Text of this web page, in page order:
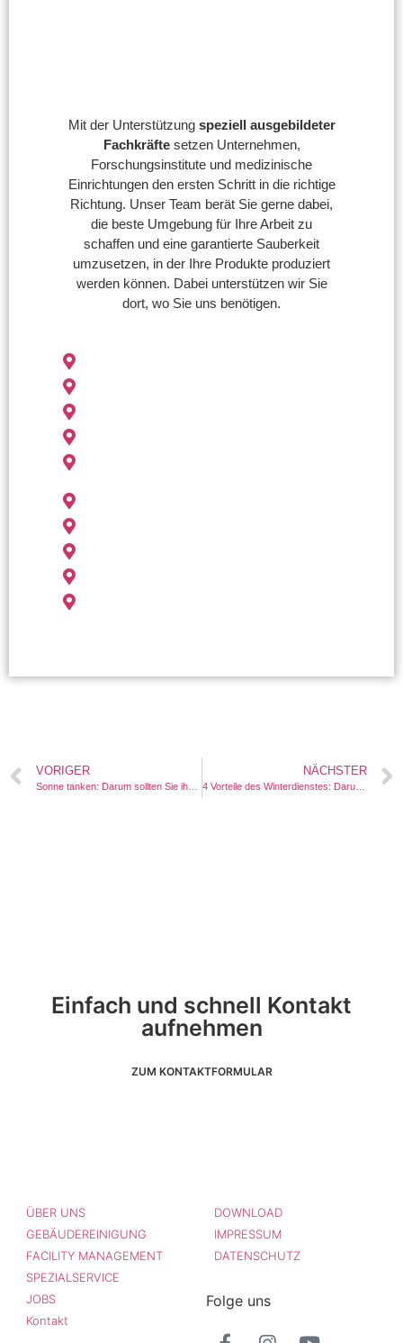
Mit der Unterstützung speziell ausgebildeter
Fachkräftesetzen Unternehmen,
Forschungsinstitute und medizinische
Einrichtungen den ersten Schritt in die richtige
Richtung. Unser Team berät Sie gerne dabei,
die beste Umgebung für Ihre Arbeit zu
schaffen und eine garantierte Sauberkeit
umzusetzen, in der Ihre Produkte produziert
werden können. Dabei unterstützen wir Sie
dort, wo Sie uns benötigen.
VORIGER NÄCHSTER
4 Vorteile des Winterdienstes: Darum sollten Sie einen Winterdienst beauftragen
Einfach und schnell Kontakt
aufnehmen
ZUM KONTAKTFORMULAR
ÜBER UNS
GEBÄUDEREINIGUNG
FACILITY MANAGEMENT
SPEZIALSERVICE
JOBS
Kontakt
DOWNLOAD
IMPRESSUM
DATENSCHUTZ
Folge uns